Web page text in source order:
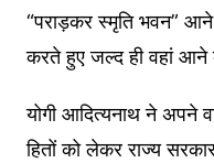
“पराड़कर स्मृति भवन”
करते हुए जल्द ही वहां आने
योगी आदित्यनाथ ने अपने
हितों को लेकर राज्य